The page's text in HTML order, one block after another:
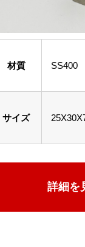
材質 SS400
サイズ
詳細を